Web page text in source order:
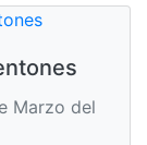
Marzo del